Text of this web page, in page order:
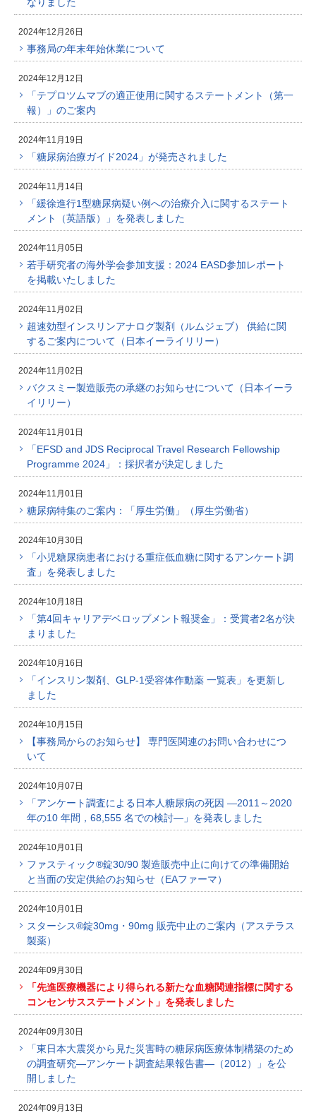
2024年12月26日
事務局の年末年始休業について
2024年12月12日
「テプロツムマブの適正使用に関するステートメント（第一
報）」のご案内
2024年11月19日
「糖尿病治療ガイド2024」が発売されました
2024年11月14日
「緩徐進行1型糖尿病疑い例への治療介入に関するステート
メント（英語版）」を発表しました
2024年11月05日
若手研究者の海外学会参加支援：2024 EASD参加レポート
を掲載いたしました
2024年11月02日
超速効型インスリンアナログ製剤（ルムジェブ） 供給に関
するご案内について（日本イーライリリー）
2024年11月02日
バクスミー製造販売の承継のお知らせについて（日本イーラ
イリリー）
2024年11月01日
「EFSD and JDS Reciprocal Travel Research Fellowship
Programme 2024」：採択者が決定しました
2024年11月01日
糖尿病特集のご案内：「厚生労働」（厚生労働省）
2024年10月30日
「小児糖尿病患者における重症低血糖に関するアンケート調
査」を発表しました
2024年10月18日
「第4回キャリアデベロップメント報奨金」：受賞者2名が決
まりました
2024年10月16日
「インスリン製剤、GLP-1受容体作動薬 一覧表」を更新し
ました
2024年10月15日
【事務局からのお知らせ】 専門医関連のお問い合わせにつ
いて
2024年10月07日
「アンケート調査による日本人糖尿病の死因 ―2011～2020
年の10 年間，68,555 名での検討―」を発表しました
2024年10月01日
ファスティック®錠30/90 製造販売中止に向けての準備開始
と当面の安定供給のお知らせ（EAファーマ）
2024年10月01日
スターシス®錠30mg・90mg 販売中止のご案内（アステラス
製薬）
2024年09月30日
「先進医療機器により得られる新たな血糖関連指標に関する
コンセンサスステートメント」を発表しました
2024年09月30日
「東日本大震災から見た災害時の糖尿病医療体制構築のため
の調査研究―アンケート調査結果報告書―（2012）」を公
開しました
2024年09月13日